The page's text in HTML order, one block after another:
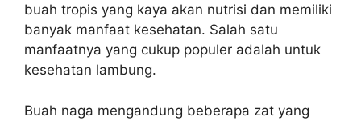
buah tropis yang kaya akan nutrisi dan memiliki
banyak manfaat kesehatan. Salah satu
manfaatnya yang cukup populer adalah untuk
kesehatan lambung.
Buah naga mengandung beberapa zat yang